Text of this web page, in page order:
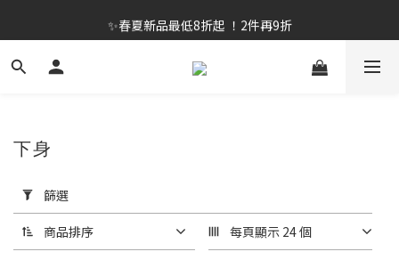
✨春夏新品最低8折起 ！2件再9折
✨春夏新品最低8折起 ！2件再9折
🔥OULET SALE! 降至5折起 滿件再8折
用
篩
選
(0/20)
下身
篩選
商品排序 每頁顯示 24 個